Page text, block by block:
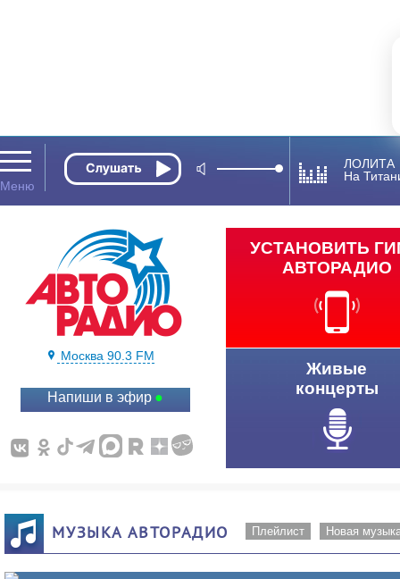
ЛОЛИТА
На
Москва 90.3 FM
Напиши в эфир
УСТАНОВИТЬ
АВТОРАДИО
Живые
концерты
МУЗЫКА АВТОРАДИО Плейлист Новая